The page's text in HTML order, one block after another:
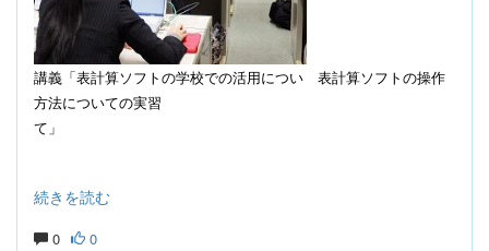
講義「表計算ソフトの学校での活用につい 表計算ソフトの操作
方法についての実習
て」
続きを読む
0 0